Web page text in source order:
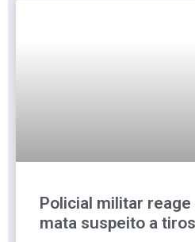
Policial militar reage
mata suspeito a